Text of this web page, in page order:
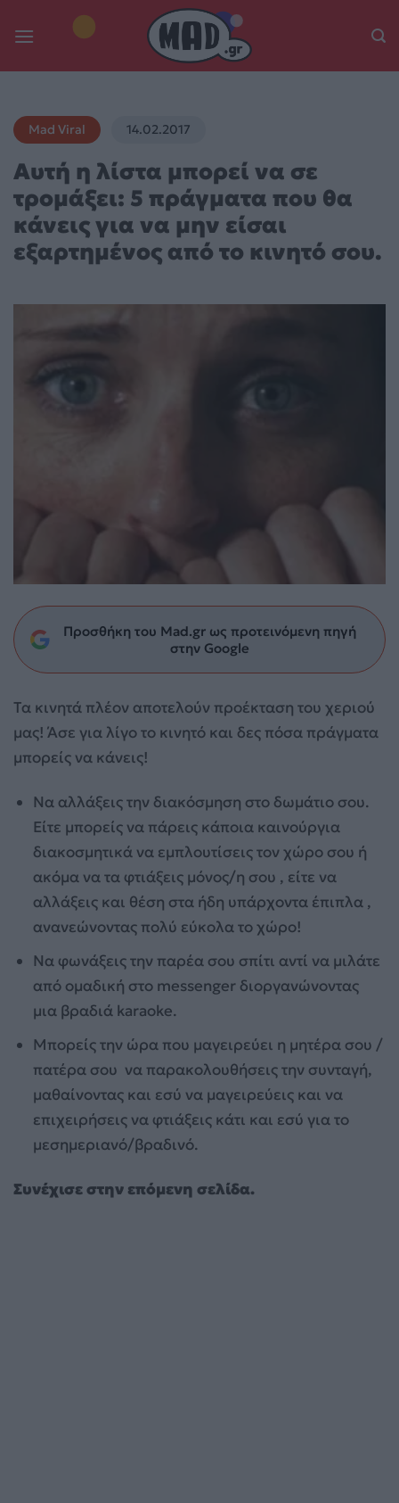
Mad Viral 14.02.2017
Αυτή η λίστα μπορεί να σε
τρομάξει: 5 πράγματα που θα
κάνεις για να μην είσαι
εξαρτημένος από το κινητό σου.
Προσθήκη του Mad.gr ως προτεινόμενη πηγή
στην Google
Τα κινητά πλέον αποτελούν προέκταση του χεριού
μας! Άσε για λίγο το κινητό και δες πόσα πράγματα
μπορείς να κάνεις!
Να αλλάξεις την διακόσμηση στο δωμάτιο σου.
Είτε μπορείς να πάρεις κάποια καινούργια
διακοσμητικά να εμπλουτίσεις τον χώρο σου ή
ακόμα να τα φτιάξεις μόνος/η σου , είτε να
αλλάξεις και θέση στα ήδη υπάρχοντα έπιπλα ,
ανανεώνοντας πολύ εύκολα το χώρο!
Να φωνάξεις την παρέα σου σπίτι αντί να μιλάτε
από ομαδική στο messenger διοργανώνοντας
μια βραδιά karaoke.
Μπορείς την ώρα που μαγειρεύει η μητέρα σου /
πατέρα σου να παρακολουθήσεις την συνταγή,
μαθαίνοντας και εσύ να μαγειρεύεις και να
επιχειρήσεις να φτιάξεις κάτι και εσύ για το
μεσημεριανό/βραδινό.
Συνέχισε στην επόμενη σελίδα.